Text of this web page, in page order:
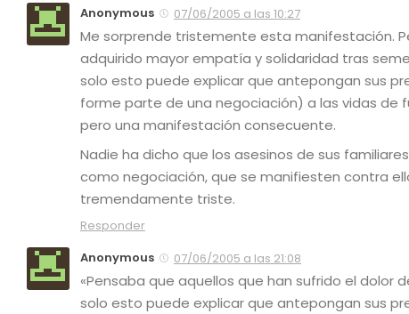
Anonymous
07/06/2005 a las 10:27
Me sorprende tristemente esta manifestación.
adquirido mayor empatía y solidaridad tras
solo esto puede explicar que antepongan sus
forme parte de una negociación) a las vidas de
pero una manifestación consecuente.
Nadie ha dicho que los asesinos de sus
como negociación, que se manifiesten contra
tremendamente triste.
Responder
Anonymous
07/06/2005 a las 21:08
«Pensaba que aquellos que han sufrido el
solo esto puede explicar que antepongan sus